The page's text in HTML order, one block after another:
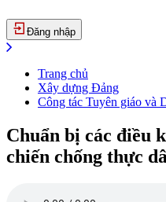
Đăng nhập
Trang chủ
Xây dựng Đảng
Công tác Tuyên giáo và
Chuẩn bị các điều
chiến chống thực